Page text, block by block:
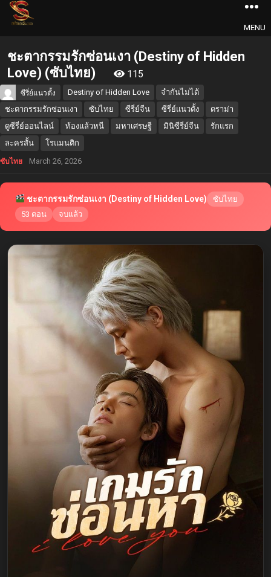
MENU
ชะตากรรมรักซ่อนเงา (Destiny of Hidden
Love) (ซับไทย)
115
ซีรี่ย์แนวตั้ง Destiny of Hidden Love
จำกันไม่ได้
ชะตากรรมรักซ่อนเงา
ซับไทย ซีรี่ย์จีน ซีรี่ย์แนวตั้ง
ดราม่า
ดูซีรี่ย์ออนไลน์
ท้องแล้วหนี มหาเศรษฐี มินิซีรี่ย์จีน
รักแรก
ละครสั้น
โรแมนติก
ซับไทย March 26, 2026
ชะตากรรมรักซ่อนเงา (Destiny of Hidden Love)
ซับไทย
53 ตอน
จบแล้ว